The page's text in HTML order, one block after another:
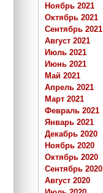
Ноябрь 2021
Октябрь 2021
Сентябрь 2021
Август 2021
Июль 2021
Июнь 2021
Май 2021
Апрель 2021
Март 2021
Февраль 2021
Январь 2021
Декабрь 2020
Ноябрь 2020
Октябрь 2020
Сентябрь 2020
Август 2020